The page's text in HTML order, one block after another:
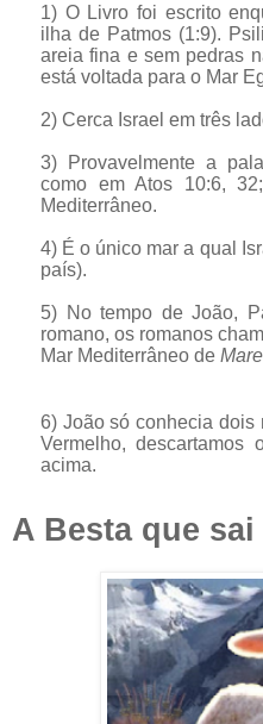
1) O Livro foi escrito
ilha de Patmos (1:9).
areia fina e sem pedras
está voltada para o Mar
2) Cerca Israel em três
3) Provavelmente a
como em Atos 10:6,
Mediterrâneo.
4) É o único mar a qual
país).
5) No tempo de João,
romano, os romanos
Mar Mediterrâneo de
6) João só conhecia dois
Vermelho, descartamos
acima.
A Besta que sai